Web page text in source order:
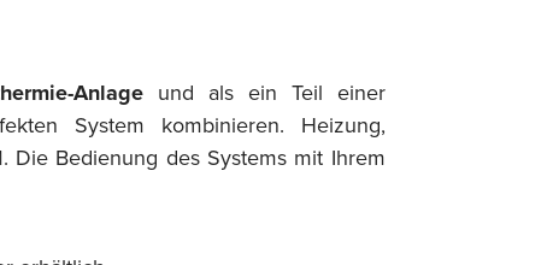
Anlage und als ein Teil einer
System kombinieren. Heizung,
Die Bedienung des Systems mit Ihrem